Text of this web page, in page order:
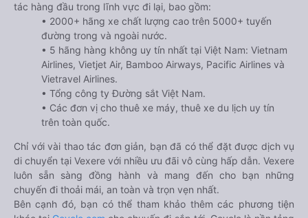
tác hàng đầu trong lĩnh vực đi lại, bao gồm:
• 2000+ hãng xe chất lượng cao trên 5000+ tuyến
đường trong và ngoài nước.
• 5 hãng hàng không uy tín nhất tại Việt Nam: Vietnam
Airlines, Vietjet Air, Bamboo Airways, Pacific Airlines và
Vietravel Airlines.
• Tổng công ty Đường sắt Việt Nam.
• Các đơn vị cho thuê xe máy, thuê xe du lịch uy tín
trên toàn quốc.
Chỉ với vài thao tác đơn giản, bạn đã có thể đặt được dịch vụ
di chuyển tại Vexere với nhiều ưu đãi vô cùng hấp dẫn. Vexere
luôn sẵn sàng đồng hành và mang đến cho bạn những
chuyến đi thoải mái, an toàn và trọn vẹn nhất.
Bên cạnh đó, bạn có thể tham khảo thêm các phương tiện